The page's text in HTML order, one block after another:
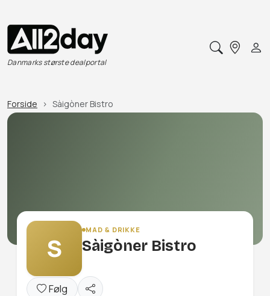
Danmarks største dealportal
Forside Sàigòner Bistro
S
MAD & DRIKKE
Sàigòner Bistro
Følg